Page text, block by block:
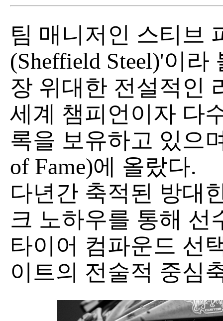
팀 매니저인 스티브
(Sheffield Steel)'이
장 위대한 전설적인
세계 챔피언이자 다
록을 보유하고 있으
of Fame)에 올랐다.
다년간 축적된 방대
크 노하우를 통해 선
타이어 컴파운드 선
이트의 전술적 중심